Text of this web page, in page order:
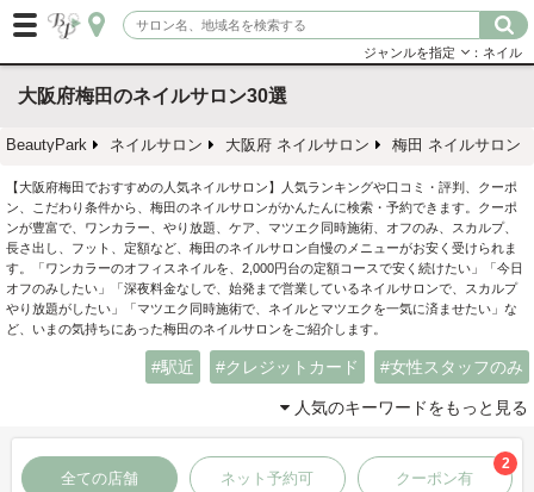
ジャンルを指定 ：ネイル
大阪府梅田のネイルサロン30選
BeautyPark ネイルサロン 大阪府 ネイルサロン 梅田 ネイルサロン
【大阪府梅田でおすすめの人気ネイルサロン】人気ランキングや口コミ・評判、クーポ
ン、こだわり条件から、梅田のネイルサロンがかんたんに検索・予約できます。クーポ
ンが豊富で、ワンカラー、やり放題、ケア、マツエク同時施術、オフのみ、スカルプ、
長さ出し、フット、定額など、梅田のネイルサロン自慢のメニューがお安く受けられま
す。「ワンカラーのオフィスネイルを、2,000円台の定額コースで安く続けたい」「今日
オフのみしたい」「深夜料金なしで、始発まで営業しているネイルサロンで、スカルプ
やり放題がしたい」「マツエク同時施術で、ネイルとマツエクを一気に済ませたい」な
ど、いまの気持ちにあった梅田のネイルサロンをご紹介します。
駅近 クレジットカード 女性スタッフのみ
人気のキーワードをもっと見る
全ての店舗 ネット予約可 クーポン有
2